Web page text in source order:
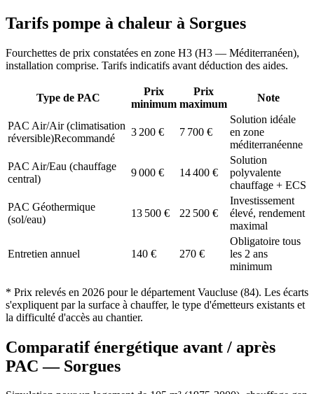
Tarifs pompe à chaleur à Sorgues
Fourchettes de prix constatées en zone H3 (H3 — Méditerranéen),
installation comprise. Tarifs indicatifs avant déduction des aides.
Type de PAC
Prix
minimum
Prix
maximum
Note
PAC Air/Air (climatisation
réversible)Recommandé
3 200 € 7 700 €
Solution idéale
en zone
méditerranéenne
PAC Air/Eau (chauffage
central)
9 000 € 14 400 €
Solution
polyvalente
chauffage + ECS
PAC Géothermique
(sol/eau)
13 500 € 22 500 €
Investissement
élevé, rendement
maximal
Entretien annuel 140 € 270 €
Obligatoire tous
les 2 ans
minimum
* Prix relevés en 2026 pour le département Vaucluse (84). Les écarts
s'expliquent par la surface à chauffer, le type d'émetteurs existants et
la difficulté d'accès au chantier.
Comparatif énergétique avant / après
PAC — Sorgues